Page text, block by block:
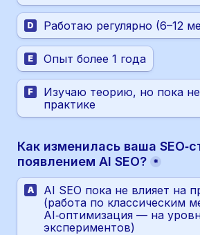
D Работаю регулярно (6–12
E Опыт более 1 года
F
Изучаю теорию, но пока
практике
Как изменилась ваша
появлением AI SEO? *
A
AI SEO пока не влияет на
(работа по классическим
AI‑оптимизация — на
экспериментов)